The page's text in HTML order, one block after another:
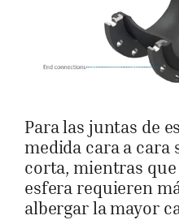
Para las juntas de
medida cara a cara
corta, mientras
esfera requieren
albergar la mayor